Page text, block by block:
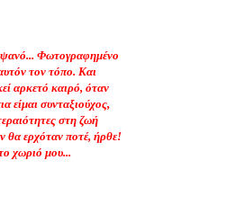
Φωτογραφημένο
τον τόπο. Και
αρκετό καιρό, όταν
είμαι συνταξιούχος,
στη ζωή
θα ερχόταν ποτέ, ήρθε!
χωριό μου...